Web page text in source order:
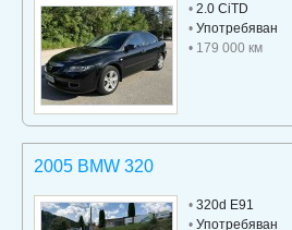
• 2.0 CiTD
• Употребяван
• 179 000 км
2005 BMW 320
• 320d E91
• Употребяван